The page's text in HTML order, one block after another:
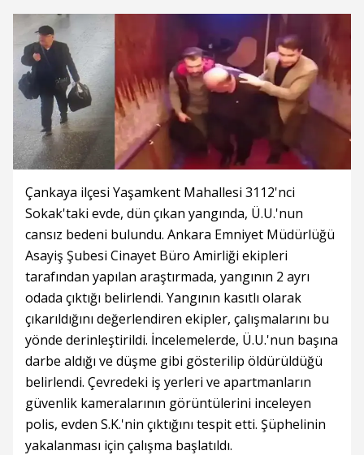
Çankaya ilçesi Yaşamkent Mahallesi 3112'nci
Sokak'taki evde, dün çıkan yangında, Ü.U.'nun
cansız bedeni bulundu. Ankara Emniyet Müdürlüğü
Asayiş Şubesi Cinayet Büro Amirliği ekipleri
tarafından yapılan araştırmada, yangının 2 ayrı
odada çıktığı belirlendi. Yangının kasıtlı olarak
çıkarıldığını değerlendiren ekipler, çalışmalarını bu
yönde derinleştirildi. İncelemelerde, Ü.U.'nun başına
darbe aldığı ve düşme gibi gösterilip öldürüldüğü
belirlendi. Çevredeki iş yerleri ve apartmanların
güvenlik kameralarının görüntülerini inceleyen
polis, evden S.K.'nin çıktığını tespit etti. Şüphelinin
yakalanması için çalışma başlatıldı.